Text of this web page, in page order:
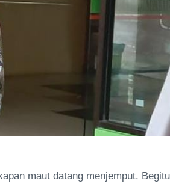
maut datang menjemput. Begitu